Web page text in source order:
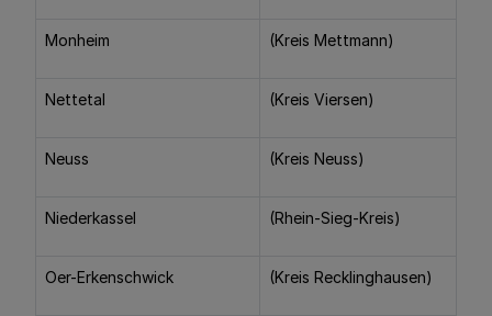
Monheim (Kreis Mettmann)
Nettetal (Kreis Viersen)
Neuss (Kreis Neuss)
Niederkassel (Rhein-Sieg-Kreis)
Oer-Erkenschwick (Kreis Recklinghausen)